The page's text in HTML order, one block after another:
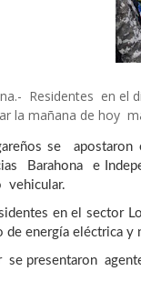
Residentes en el
la mañana de hoy
se apostaron
Barahona e
vehicular.
en el sector
de energía eléctrica y
se presentaron